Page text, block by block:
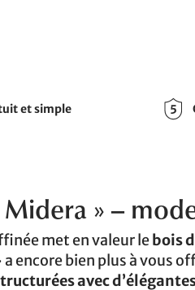
et simple
» –
met en valeur lebois
encore bien plus à vous
avec